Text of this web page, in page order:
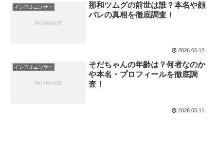
インフルエンサー
那和ツムグの前世は誰？本名や顔
バレの真相を徹底調査！
2026.05.12
インフルエンサー
そだちゃんの年齢は？何者なのか
や本名・プロフィールを徹底調
査！
2026.05.11